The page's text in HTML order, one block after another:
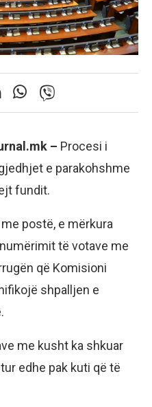
– Procesi i
e parakohshme
fundit.
postë, e mërkura
të votave me
që Komisioni
shpalljen e
me kusht ka shkuar
edhe pak kuti që të